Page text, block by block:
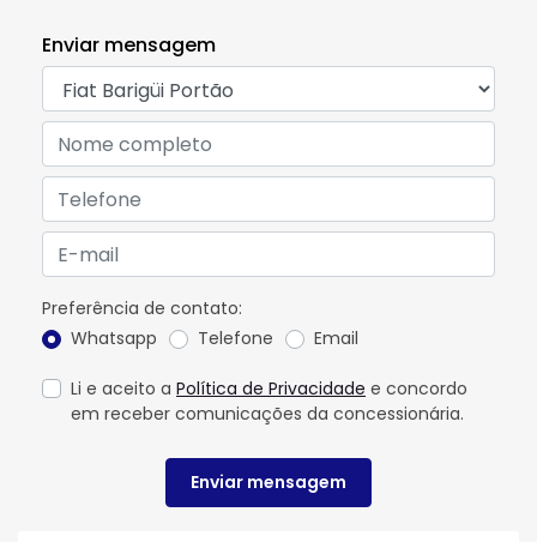
Enviar mensagem
Preferência de contato:
Whatsapp
Telefone Email
Li e aceito a Política de Privacidade e concordo
em receber comunicações da concessionária.
Enviar mensagem